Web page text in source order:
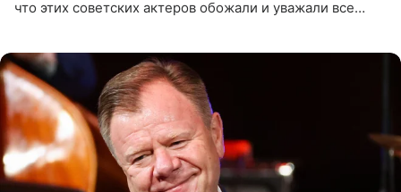
что этих советских актеров обожали и уважали все